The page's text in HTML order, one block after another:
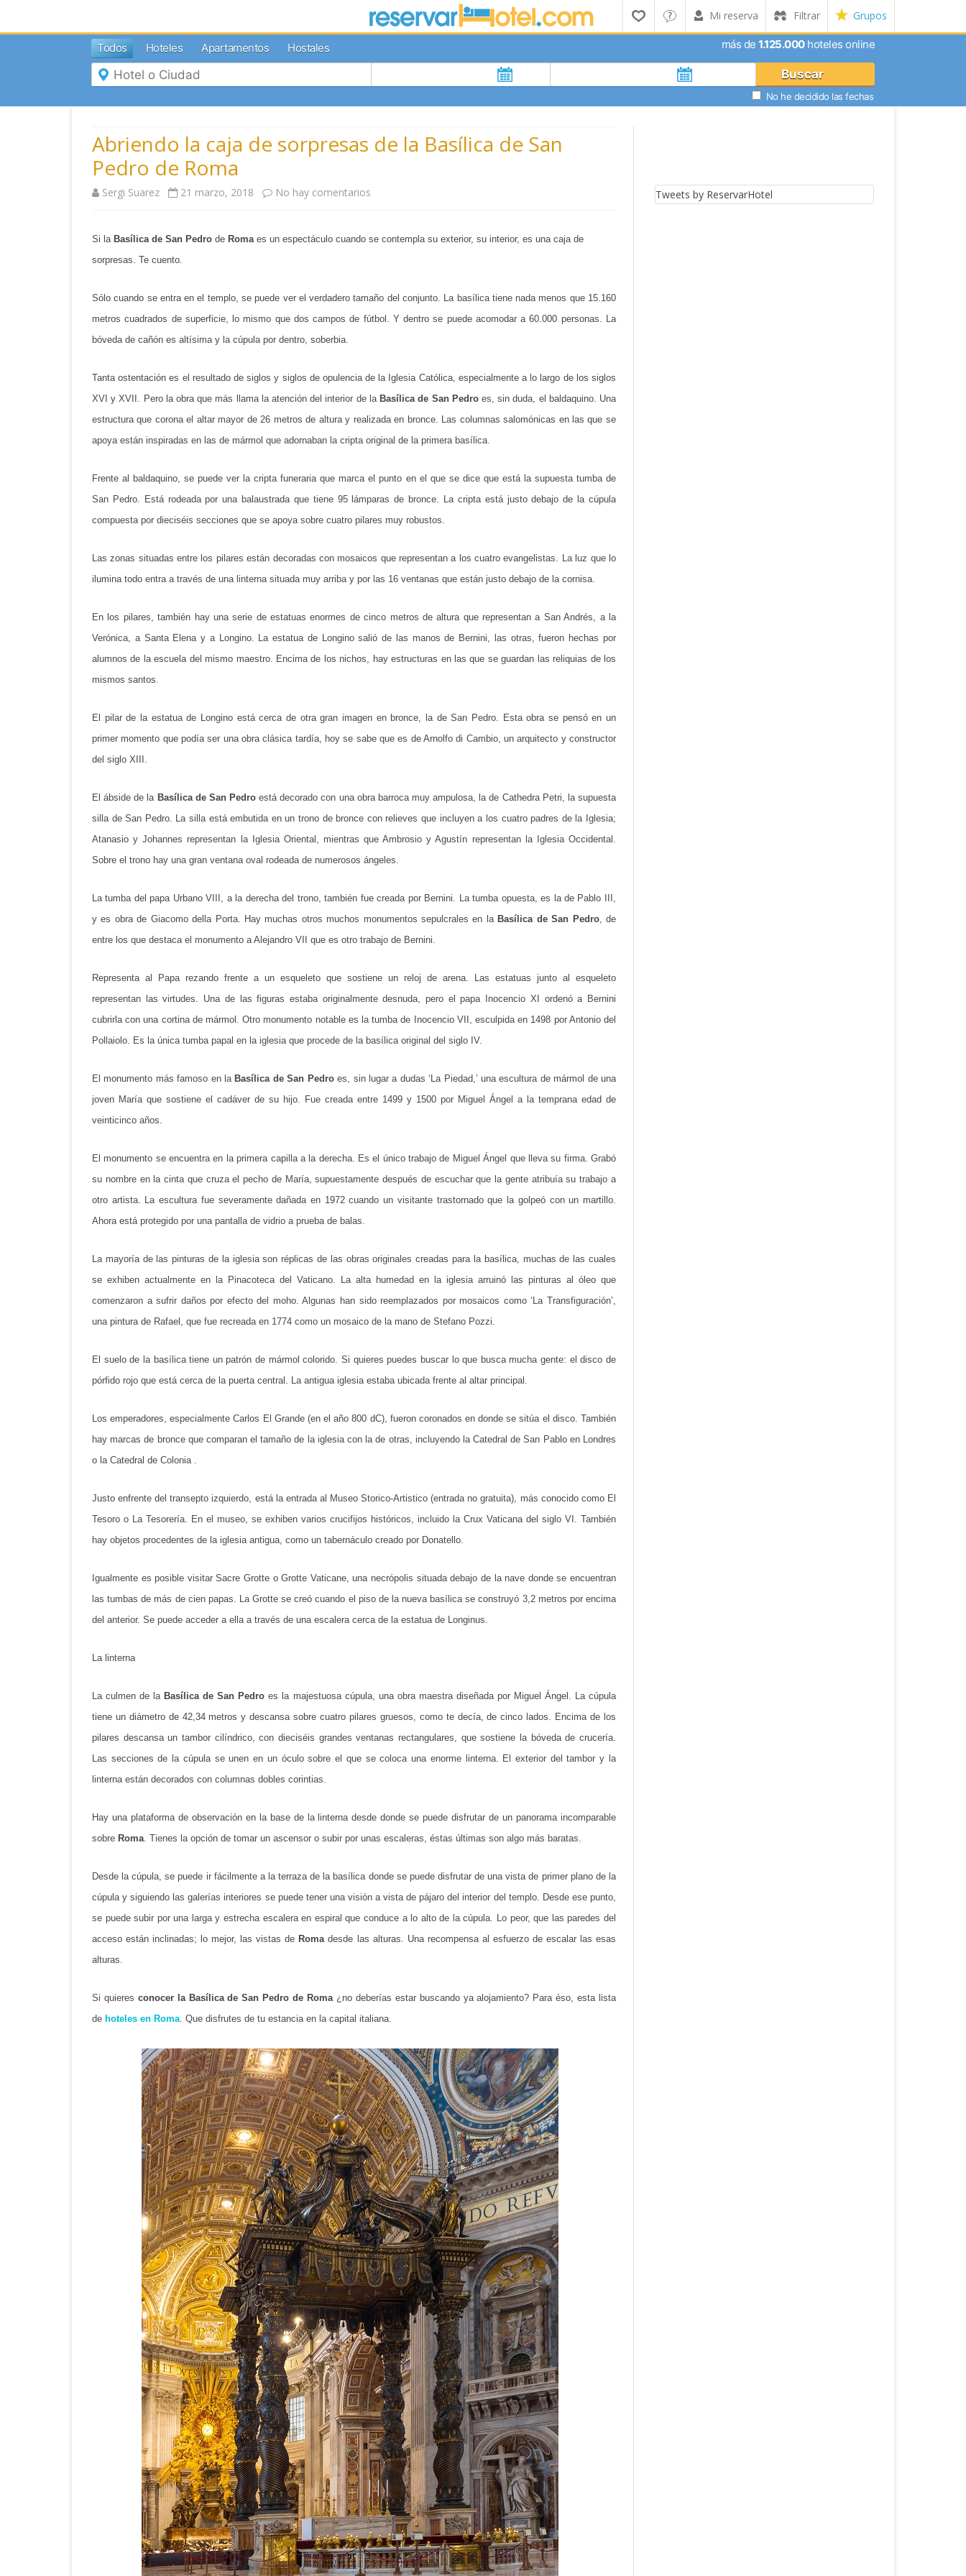
Grupos
Filtrar
Mi reserva
Todos Hoteles Apartamentos Hostales más de 1.125.000hoteles online
Buscar
No he decidido las fechas
Abriendo la caja de sorpresas de la Basílica de San
Pedro de Roma
Sergi Suarez 21 marzo, 2018 No hay comentarios
A
r
i
d
o
l
c
a
e
s
p
r
s
a
s
e
l
a
a
s
í
i
d
e
P
e
d
o
m
Si la Basílica de San Pedro de Romaes un espectáculo cuando se contempla su exterior, su interior, es una caja de
sorpresas. Te cuento.
Sólo cuando se entra en el templo, se puede ver el verdadero tamaño del conjunto. La basílica tiene nada menos que 15.160
metros cuadrados de superficie, lo mismo que dos campos de fútbol. Y dentro se puede acomodar a 60.000 personas. La
bóveda de cañón es altísima y la cúpula por dentro, soberbia.
Tanta ostentación es el resultado de siglos y siglos de opulencia de la Iglesia Católica, especialmente a lo largo de los siglos
XVI y XVII. Pero la obra que más llama la atención del interior de la Basílica de San Pedroes, sin duda, el baldaquino. Una
estructura que corona el altar mayor de 26 metros de altura y realizada en bronce. Las columnas salomónicas en las que se
apoya están inspiradas en las de mármol que adornaban la cripta original de la primera basílica.
Frente al baldaquino, se puede ver la cripta funeraria que marca el punto en el que se dice que está la supuesta tumba de
San Pedro. Está rodeada por una balaustrada que tiene 95 lámparas de bronce. La cripta está justo debajo de la cúpula
compuesta por dieciséis secciones que se apoya sobre cuatro pilares muy robustos.
Las zonas situadas entre los pilares están decoradas con mosaicos que representan a los cuatro evangelistas. La luz que lo
ilumina todo entra a través de una linterna situada muy arriba y por las 16 ventanas que están justo debajo de la cornisa.
En los pilares, también hay una serie de estatuas enormes de cinco metros de altura que representan a San Andrés, a la
Verónica, a Santa Elena y a Longino. La estatua de Longino salió de las manos de Bernini, las otras, fueron hechas por
alumnos de la escuela del mismo maestro. Encima de los nichos, hay estructuras en las que se guardan las reliquias de los
mismos santos.
El pilar de la estatua de Longino está cerca de otra gran imagen en bronce, la de San Pedro. Esta obra se pensó en un
primer momento que podía ser una obra clásica tardía, hoy se sabe que es de Arnolfo di Cambio, un arquitecto y constructor
del siglo XIII.
El ábside de la Basílica de San Pedroestá decorado con una obra barroca muy ampulosa, la de Cathedra Petri, la supuesta
silla de San Pedro. La silla está embutida en un trono de bronce con relieves que incluyen a los cuatro padres de la Iglesia;
Atanasio y Johannes representan la Iglesia Oriental, mientras que Ambrosio y Agustín representan la Iglesia Occidental.
Sobre el trono hay una gran ventana oval rodeada de numerosos ángeles.
La tumba del papa Urbano VIII, a la derecha del trono, también fue creada por Bernini. La tumba opuesta, es la de Pablo III,
y es obra de Giacomo della Porta. Hay muchas otros muchos monumentos sepulcrales en la Basílica de San Pedro, de
entre los que destaca el monumento a Alejandro VII que es otro trabajo de Bernini.
Representa al Papa rezando frente a un esqueleto que sostiene un reloj de arena. Las estatuas junto al esqueleto
representan las virtudes. Una de las figuras estaba originalmente desnuda, pero el papa Inocencio XI ordenó a Bernini
cubrirla con una cortina de mármol. Otro monumento notable es la tumba de Inocencio VII, esculpida en 1498 por Antonio del
Pollaiolo. Es la única tumba papal en la iglesia que procede de la basílica original del siglo IV.
El monumento más famoso en la Basílica de San Pedroes, sin lugar a dudas ‘La Piedad,’ una escultura de mármol de una
joven María que sostiene el cadáver de su hijo. Fue creada entre 1499 y 1500 por Miguel Ángel a la temprana edad de
veinticinco años.
El monumento se encuentra en la primera capilla a la derecha. Es el único trabajo de Miguel Ángel que lleva su firma. Grabó
su nombre en la cinta que cruza el pecho de María, supuestamente después de escuchar que la gente atribuía su trabajo a
otro artista. La escultura fue severamente dañada en 1972 cuando un visitante trastornado que la golpeó con un martillo.
Ahora está protegido por una pantalla de vidrio a prueba de balas.
La mayoría de las pinturas de la iglesia son réplicas de las obras originales creadas para la basílica, muchas de las cuales
se exhiben actualmente en la Pinacoteca del Vaticano. La alta humedad en la iglesia arruinó las pinturas al óleo que
comenzaron a sufrir daños por efecto del moho. Algunas han sido reemplazados por mosaicos como ‘La Transfiguración’,
una pintura de Rafael, que fue recreada en 1774 como un mosaico de la mano de Stefano Pozzi.
El suelo de la basílica tiene un patrón de mármol colorido. Si quieres puedes buscar lo que busca mucha gente: el disco de
pórfido rojo que está cerca de la puerta central. La antigua iglesia estaba ubicada frente al altar principal.
Los emperadores, especialmente Carlos El Grande (en el año 800 dC), fueron coronados en donde se sitúa el disco. También
hay marcas de bronce que comparan el tamaño de la iglesia con la de otras, incluyendo la Catedral de San Pablo en Londres
o la Catedral de Colonia .
Justo enfrente del transepto izquierdo, está la entrada al Museo Storico-Artistico (entrada no gratuita), más conocido como El
Tesoro o La Tesorería. En el museo, se exhiben varios crucifijos históricos, incluido la Crux Vaticana del siglo VI. También
hay objetos procedentes de la iglesia antigua, como un tabernáculo creado por Donatello.
Igualmente es posible visitar Sacre Grotte o Grotte Vaticane, una necrópolis situada debajo de la nave donde se encuentran
las tumbas de más de cien papas. La Grotte se creó cuando el piso de la nueva basílica se construyó 3,2 metros por encima
del anterior. Se puede acceder a ella a través de una escalera cerca de la estatua de Longinus.
La linterna
La culmen de la Basílica de San Pedroes la majestuosa cúpula, una obra maestra diseñada por Miguel Ángel. La cúpula
tiene un diámetro de 42,34 metros y descansa sobre cuatro pilares gruesos, como te decía, de cinco lados. Encima de los
pilares descansa un tambor cilíndrico, con dieciséis grandes ventanas rectangulares, que sostiene la bóveda de crucería.
Las secciones de la cúpula se unen en un óculo sobre el que se coloca una enorme linterna. El exterior del tambor y la
linterna están decorados con columnas dobles corintias.
Hay una plataforma de observación en la base de la linterna desde donde se puede disfrutar de un panorama incomparable
sobre Roma. Tienes la opción de tomar un ascensor o subir por unas escaleras, éstas últimas son algo más baratas.
Desde la cúpula, se puede ir fácilmente a la terraza de la basílica donde se puede disfrutar de una vista de primer plano de la
cúpula y siguiendo las galerías interiores se puede tener una visión a vista de pájaro del interior del templo. Desde ese punto,
se puede subir por una larga y estrecha escalera en espiral que conduce a lo alto de la cúpula. Lo peor, que las paredes del
acceso están inclinadas; lo mejor, las vistas de Romadesde las alturas. Una recompensa al esfuerzo de escalar las esas
alturas.
Si quieres conocer la Basílica de San Pedro de Roma¿no deberías estar buscando ya alojamiento? Para éso, esta lista
de hoteles en Roma. Que disfrutes de tu estancia en la capital italiana.
Tweets by ReservarHotel